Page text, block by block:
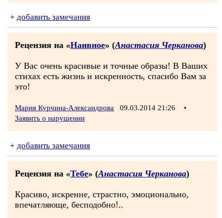
+ добавить замечания
Рецензия на «Наивное» (Анастасия Черканова)
У Вас очень красивые и точные образы! В Ваших
стихах есть жизнь и искренность, спасибо Вам за
это!
Мария Курчина-Александрова 09.03.2014 21:26
•
Заявить о нарушении
+ добавить замечания
Рецензия на «Тебе» (Анастасия Черканова)
Красиво, искренне, страстно, эмоционально,
впечатляюще, бесподобно!..